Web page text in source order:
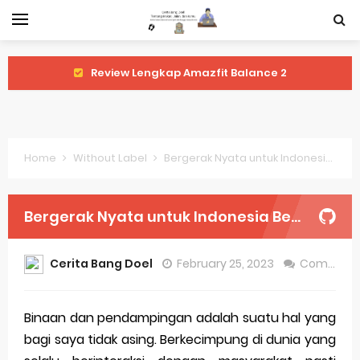
Review Lengkap Amazfit Balance 2
Review Lengkap Samsung Galaxy Watch 7
Perubahan Regulasi Merek Dagang
Sejarah Merek Dagang Terkenal
Evolusi Identitas Dagang
Review Lengkap Apple Watch Series 10
Home Without Label Bergerak Nyata untuk Indonesia Bersama Rumah Zakat
Bergerak Nyata untuk Indonesia Bersama Rumah Zakat
Cerita Bang Doel February 25, 2023 Comment
Binaan dan pendampingan adalah suatu hal yang
bagi saya tidak asing. Berkecimpung di dunia yang